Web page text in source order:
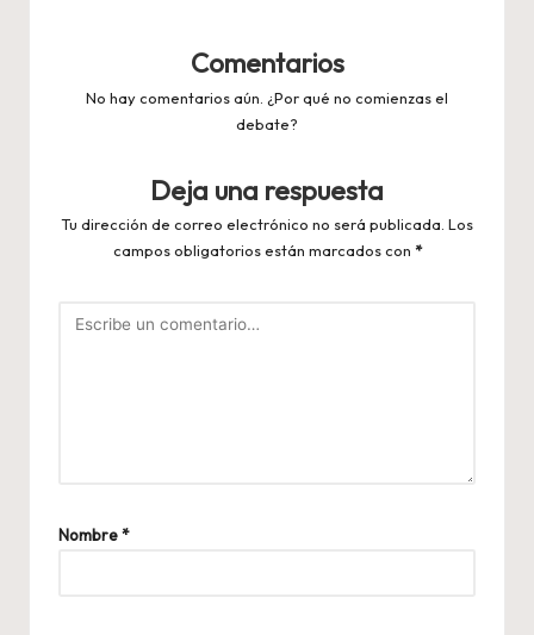
Comentarios
No hay comentarios aún. ¿Por qué no comienzas el
debate?
Deja una respuesta
Tu dirección de correo electrónico no será publicada. Los
campos obligatorios están marcados con *
Nombre*